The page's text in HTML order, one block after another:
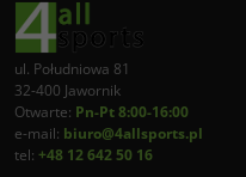
ul. Południowa 81
32-400 Jawornik
Otwarte: Pn-Pt 8:00-16:00
e-mail: biuro@4allsports.pl
tel: +48 12 642 50 16